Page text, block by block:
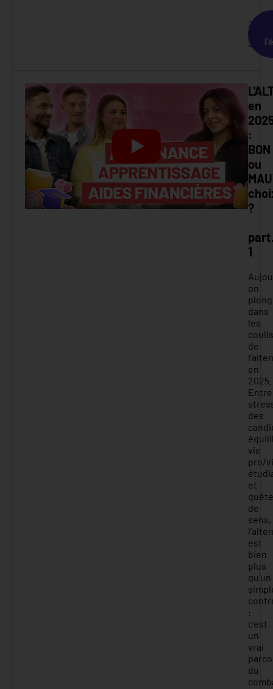
2
2025
en
:
BON
ou
?
1
on
dans
les
de
en
2025.
Entre
des
vie
pro/
et
quête
de
sens,
est
bien
plus
qu’un
:
c’est
un
vrai
du